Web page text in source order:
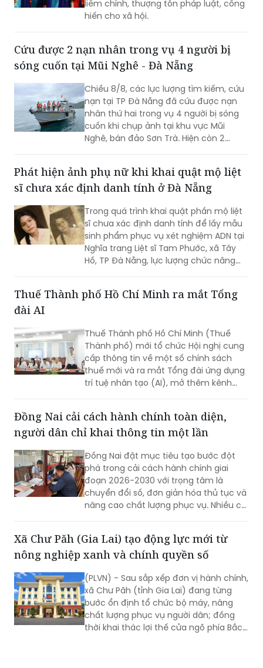
liêm chính, thượng tôn pháp luật, cống
hiến cho xã hội.
Cứu được 2 nạn nhân trong vụ 4 người bị
sóng cuốn tại Mũi Nghê - Đà Nẵng
Chiều 8/8, các lực lượng tìm kiếm, cứu
nạn tại TP Đà Nẵng đã cứu được nạn
nhân thứ hai trong vụ 4 người bị sóng
cuốn khi chụp ảnh tại khu vực Mũi
Nghê, bán đảo Sơn Trà. Hiện còn 2
Phát hiện ảnh phụ nữ khi khai quật mộ liệt
sĩ chưa xác định danh tính ở Đà Nẵng
Trong quá trình khai quật phần mộ liệt
sĩ chưa xác định danh tính để lấy mẫu
sinh phẩm phục vụ xét nghiệm ADN tại
Nghĩa trang Liệt sĩ Tam Phước, xã Tây
Hồ, TP Đà Nẵng, lực lượng chức năng
Thuế Thành phố Hồ Chí Minh ra mắt Tổng
đài AI
Thuế Thành phố Hồ Chí Minh (Thuế
Thành phố) mới tổ chức Hội nghị cung
cấp thông tin về một số chính sách
thuế mới và ra mắt Tổng đài ứng dụng
trí tuệ nhân tạo (AI), mở thêm kênh
Đồng Nai cải cách hành chính toàn diện,
người dân chỉ khai thông tin một lần
Đồng Nai đặt mục tiêu tạo bước đột
phá trong cải cách hành chính giai
đoạn 2026-2030 với trọng tâm là
chuyển đổi số, đơn giản hóa thủ tục và
nâng cao chất lượng phục vụ. Nhiều chỉ
người dân và doanh nghiệp.
Xã Chư Păh (Gia Lai) tạo động lực mới từ
nông nghiệp xanh và chính quyền số
(PLVN) - Sau sắp xếp đơn vị hành chính,
xã Chư Păh (tỉnh Gia Lai) đang từng
bước ổn định tổ chức bộ máy, nâng
chất lượng phục vụ người dân; đồng
thời khai thác lợi thế cửa ngõ phía Bắc,